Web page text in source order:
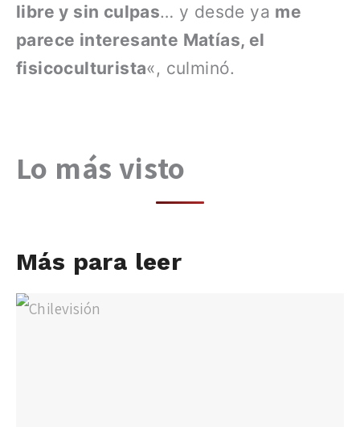
libre y sin culpas… y desde ya me
parece interesante Matías, el
fisicoculturista«, culminó.
Lo más visto
Más para leer